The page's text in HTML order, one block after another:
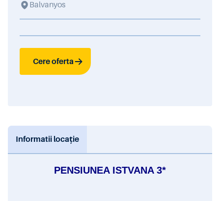
Balvanyos
Cere oferta
Informatii locație
PENSIUNEA ISTVANA 3*